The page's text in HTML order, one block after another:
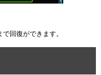
回復ができます。